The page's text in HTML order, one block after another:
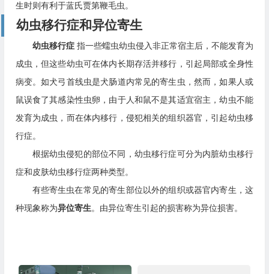
生时则有利于蓝氏贾第鞭毛虫。
幼虫移行症和异位寄生
幼虫移行症 指一些蠕虫幼虫侵入非正常宿主后，不能发育为
成虫，但这些幼虫可在体内长期存活并移行，引起局部或全身性
病变。如犬弓首线虫是犬肠道内常见的寄生虫，然而，如果人或
鼠误食了其感染性虫卵，由于人和鼠不是其适宜宿主，幼虫不能
发育为成虫，而在体内移行，侵犯相关的组织器官，引起幼虫移
行症。
根据幼虫侵犯的部位不同，幼虫移行症可分为内脏幼虫移行
症和皮肤幼虫移行症两种类型。
有些寄生虫在常见的寄生部位以外的组织或器官内寄生，这
种现象称为异位寄生。由异位寄生引起的损害称为异位损害。